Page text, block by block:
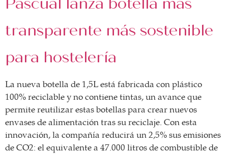
transparente más sostenible
para hostelería
La nueva botella de 1,5L está fabricada con plástico
100% reciclable y no contiene tintas, un avance que
permite reutilizar estas botellas para crear nuevos
envases de alimentación tras su reciclaje. Con esta
innovación, la compañía reducirá un 2,5% sus emisiones
de CO2: el equivalente a 47.000 litros de combustible de